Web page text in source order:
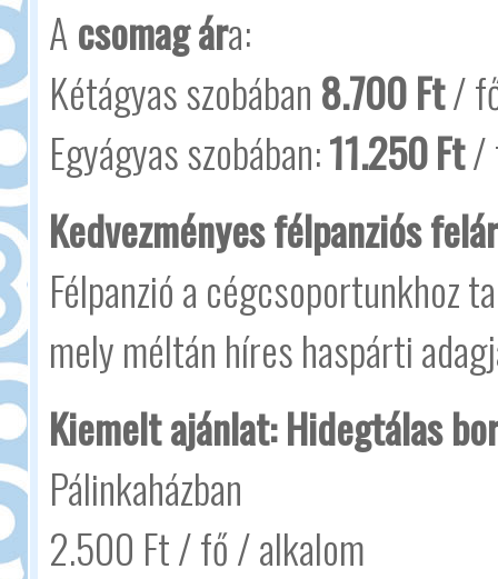
Acsomag ára:
Kétágyas szobában 8.700 Ft/
Egyágyas szobában:11.250Ft/
Kedvezményes félpanziós
Félpanzió a cégcsoportunkhoz
mely méltán híres haspárti
Kiemelt ajánlat: Hidegtálas
Pálinkaházban
2.500 Ft / fő / alkalom